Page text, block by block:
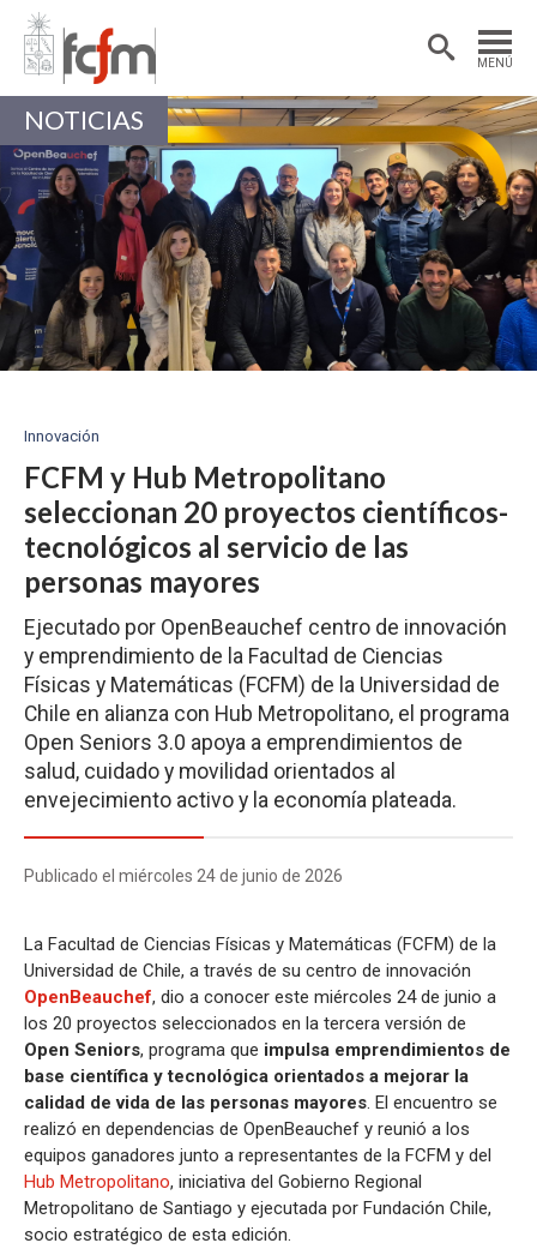
MENÚ
Estudiantes
Académicas/os
NOTICIAS
Innovación
FCFM y Hub Metropolitano
seleccionan 20 proyectos científicos-
tecnológicos al servicio de las
personas mayores
Ejecutado por OpenBeauchef centro de innovación
y emprendimiento de la Facultad de Ciencias
Físicas y Matemáticas (FCFM) de la Universidad de
Chile en alianza con Hub Metropolitano, el programa
Open Seniors 3.0 apoya a emprendimientos de
salud, cuidado y movilidad orientados al
envejecimiento activo y la economía plateada.
Publicado el miércoles 24 de junio de 2026
La Facultad de Ciencias Físicas y Matemáticas (FCFM) de la
Universidad de Chile, a través de su centro de innovación
OpenBeauchef, dio a conocer este miércoles 24 de junio a
los 20 proyectos seleccionados en la tercera versión de
Open Seniors, programa que impulsa emprendimientos de
base científica y tecnológica orientados a mejorar la
calidad de vida de las personas mayores. El encuentro se
realizó en dependencias de OpenBeauchef y reunió a los
equipos ganadores junto a representantes de la FCFM y del
Hub Metropolitano, iniciativa del Gobierno Regional
Metropolitano de Santiago y ejecutada por Fundación Chile,
socio estratégico de esta edición.